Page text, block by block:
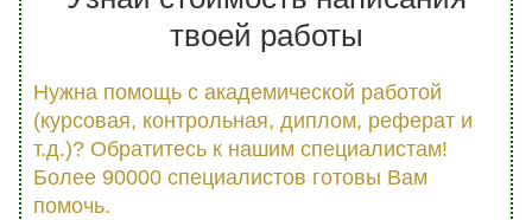
твоей работы
Нужна помощь с академической работой
(курсовая, контрольная, диплом, реферат и
т.д.)? Обратитесь к нашим специалистам!
Более 90000 специалистов готовы Вам
помочь.